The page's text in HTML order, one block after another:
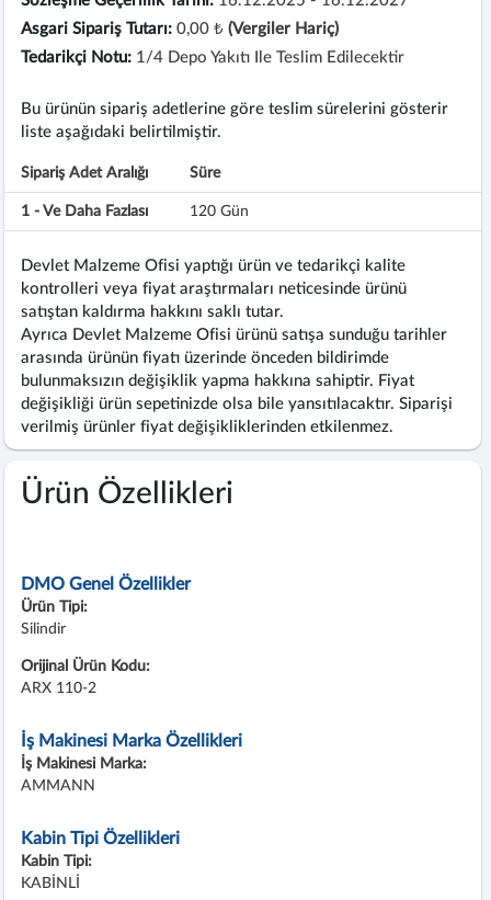
Asgari Sipariş Tutarı: 0,00 ₺(Vergiler Hariç)
Tedarikçi Notu: 1/4 Depo Yakıtı Ile Teslim Edilecektir
Bu ürünün sipariş adetlerine göre teslim sürelerini gösterir
liste aşağıdaki belirtilmiştir.
Sipariş Adet Aralığı Süre
1 - Ve Daha Fazlası 120 Gün
Devlet Malzeme Ofisi yaptığı ürün ve tedarikçi kalite
kontrolleri veya fiyat araştırmaları neticesinde ürünü
satıştan kaldırma hakkını saklı tutar.
Ayrıca Devlet Malzeme Ofisi ürünü satışa sunduğu tarihler
arasında ürünün fiyatı üzerinde önceden bildirimde
bulunmaksızın değişiklik yapma hakkına sahiptir. Fiyat
değişikliği ürün sepetinizde olsa bile yansıtılacaktır. Siparişi
verilmiş ürünler fiyat değişikliklerinden etkilenmez.
Ürün Özellikleri
DMO Genel Özellikler
Ürün Tipi:
Silindir
Orijinal Ürün Kodu:
ARX 110-2
İş Makinesi Marka Özellikleri
İş Makinesi Marka:
AMMANN
Kabin Tipi Özellikleri
Kabin Tipi:
KABİNLİ